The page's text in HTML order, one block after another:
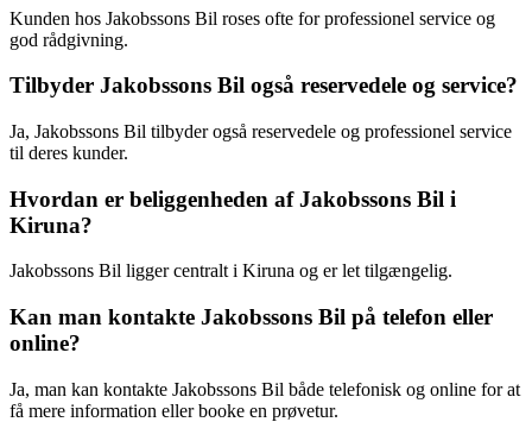
Kunden hos Jakobssons Bil roses ofte for professionel service og
god rådgivning.
Tilbyder Jakobssons Bil også reservedele og service?
Ja, Jakobssons Bil tilbyder også reservedele og professionel service
til deres kunder.
Hvordan er beliggenheden af Jakobssons Bil i
Kiruna?
Jakobssons Bil ligger centralt i Kiruna og er let tilgængelig.
Kan man kontakte Jakobssons Bil på telefon eller
online?
Ja, man kan kontakte Jakobssons Bil både telefonisk og online for at
få mere information eller booke en prøvetur.